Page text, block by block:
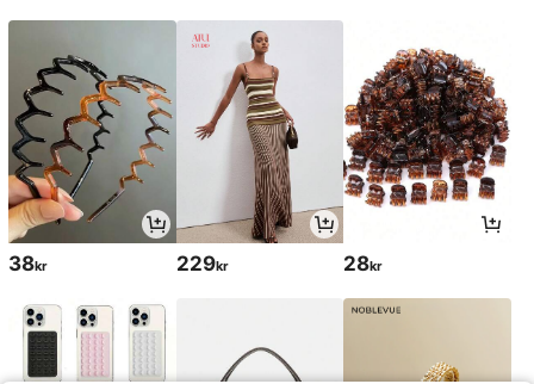
38kr 229kr 28kr